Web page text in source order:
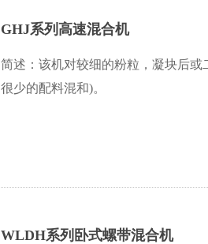
GHJ系列高速混合机
简述：该机对较细的粉粒，凝块后
很少的配料混和)。
WLDH系列卧式螺带混合机